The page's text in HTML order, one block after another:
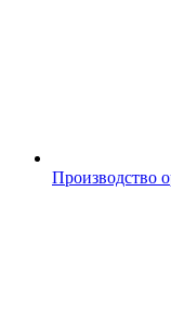
Производство